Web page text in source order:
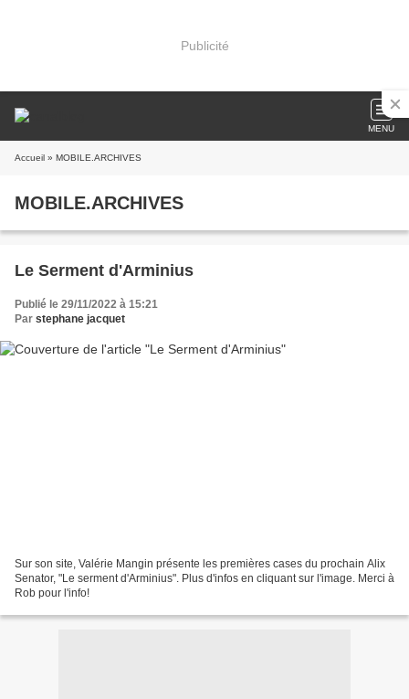
Publicité
MENU
Accueil » MOBILE.ARCHIVES
MOBILE.ARCHIVES
Le Serment d'Arminius
Publié le 29/11/2022 à 15:21
Par stephane jacquet
Sur son site, Valérie Mangin présente les premières cases du prochain Alix
Senator, "Le serment d'Arminius". Plus d'infos en cliquant sur l'image. Merci à
Rob pour l'info!